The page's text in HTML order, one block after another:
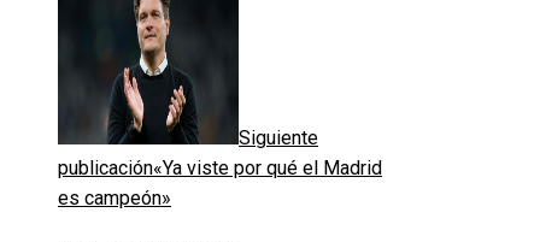
Siguiente
publicación«Ya viste por qué el Madrid
es campeón»